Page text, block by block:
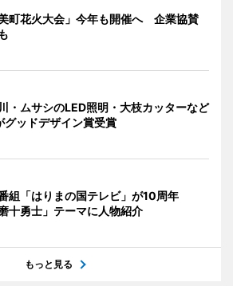
美町花火大会」今年も開催へ 企業協賛
・ムサシのLED照明・大枝カッターなど
グッドデザイン賞受賞
組「はりまの国テレビ」が10周年
磨十勇士」テーマに人物紹介
もっと見る